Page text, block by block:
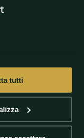
tutti